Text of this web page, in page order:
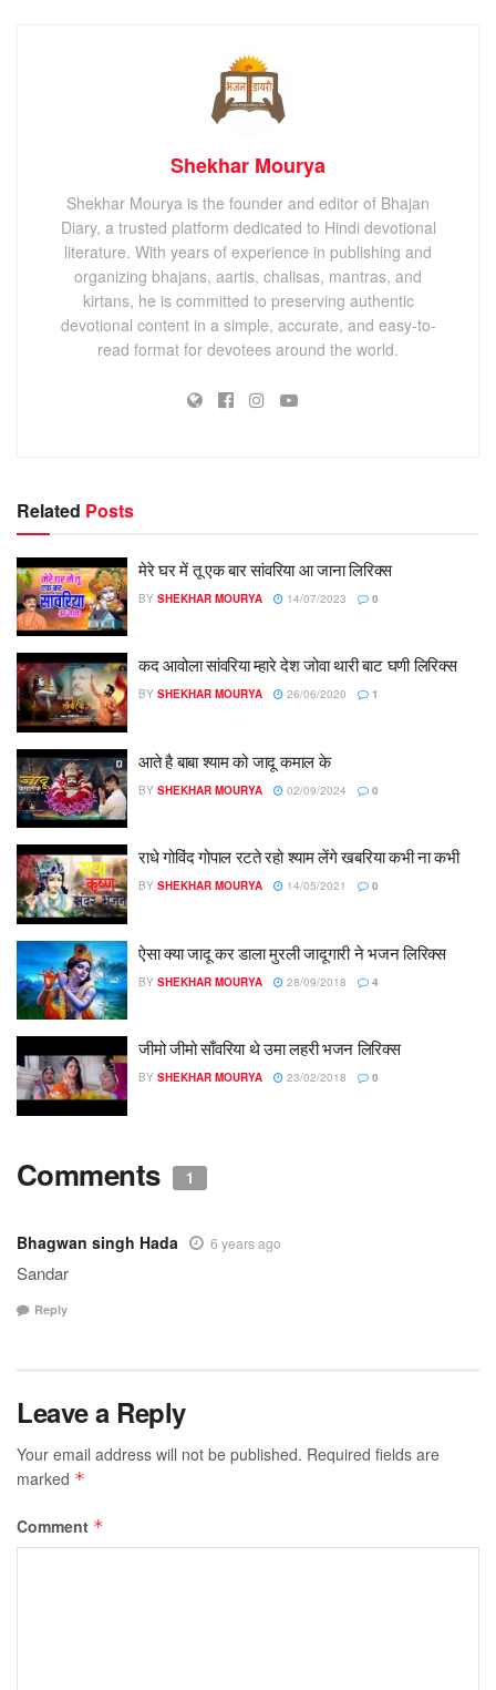
Shekhar Mourya
Shekhar Mourya is the founder and editor of Bhajan
Diary, a trusted platform dedicated to Hindi devotional
literature. With years of experience in publishing and
organizing bhajans, aartis, chalisas, mantras, and
kirtans, he is committed to preserving authentic
devotional content in a simple, accurate, and easy-to-
read format for devotees around the world.
Related Posts
मेरे घर में तू एक बार सांवरिया आ जाना लिरिक्स
BY SHEKHAR MOURYA 14/07/2023 0
कद आवोला सांवरिया म्हारे देश जोवा थारी बाट घणी लिरिक्स
BY SHEKHAR MOURYA 26/06/2020 1
आते है बाबा श्याम को जादू कमाल के
BY SHEKHAR MOURYA 02/09/2024 0
राधे गोविंद गोपाल रटते रहो श्याम लेंगे खबरिया कभी ना कभी
BY SHEKHAR MOURYA 14/05/2021 0
ऐसा क्या जादू कर डाला मुरली जादूगारी ने भजन लिरिक्स
BY SHEKHAR MOURYA 28/09/2018 4
जीमो जीमो साँवरिया थे उमा लहरी भजन लिरिक्स
BY SHEKHAR MOURYA 23/02/2018 0
Comments 1
Bhagwan singh Hada 6 years ago
Sandar
Reply
Leave a Reply
Your email address will not be published. Required fields are
marked *
Comment *